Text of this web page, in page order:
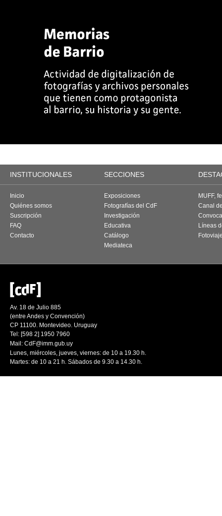
INSTITUCIONALES SECCIONES
Inicio
Quiénes somos
Suscripción
FAQ
Contacto
Exposiciones
Fotografías del CdF
Investigación
Educativa
Catálogo
Mediateca
MUFF,
Canal
Líneas
Av. 18 de Julio 885
(entre Andes y Convención)
CP 11100. Montevideo. Uruguay
Tel: [598 2] 1950 7960
Mail: CdF@imm.gub.uy
Lunes, miércoles, jueves, viernes: de 10 a 19.30 h.
Martes: de 10 a 21 h. Sábados de 9.30 a 14.30 h.